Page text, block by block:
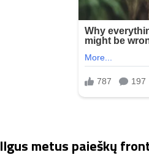
Ilgus metus paieškų